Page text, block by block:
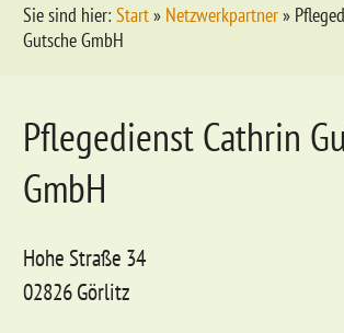
Sie sind hier: Start» Netzwerkpartner»
Gutsche GmbH
Pflegedienst Cathrin
GmbH
Hohe Straße 34
02826 Görlitz